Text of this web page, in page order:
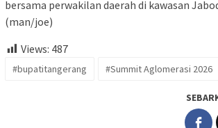
bersama perwakilan daerah di kawasan
(man/joe)
Views: 487
#bupatitangerang #Summit Aglomerasi 2026